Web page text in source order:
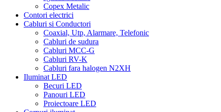
Copex Metalic
Contori electrici
Cabluri si Conductori
Coaxial, Utp, Alarmare, Telefonic
Cabluri de sudura
Cabluri MCC-G
Cabluri RV-K
Cabluri fara halogen N2XH
Iluminat LED
Becuri LED
Panouri LED
Proiectoare LED